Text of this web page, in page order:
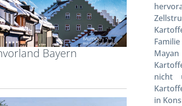
Bayern
nicht
in